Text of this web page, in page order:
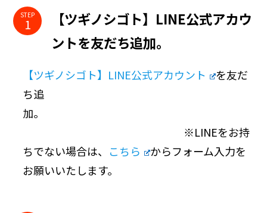
STEP
【ツギノシゴト】LINE公式アカウ
ントを友だち追加。
【ツギノシゴト】LINE公式アカウント
を友だ
ち追
加。
※LINEをお持
ちでない場合は、
こちら
からフォーム入力を
お願いいたします。